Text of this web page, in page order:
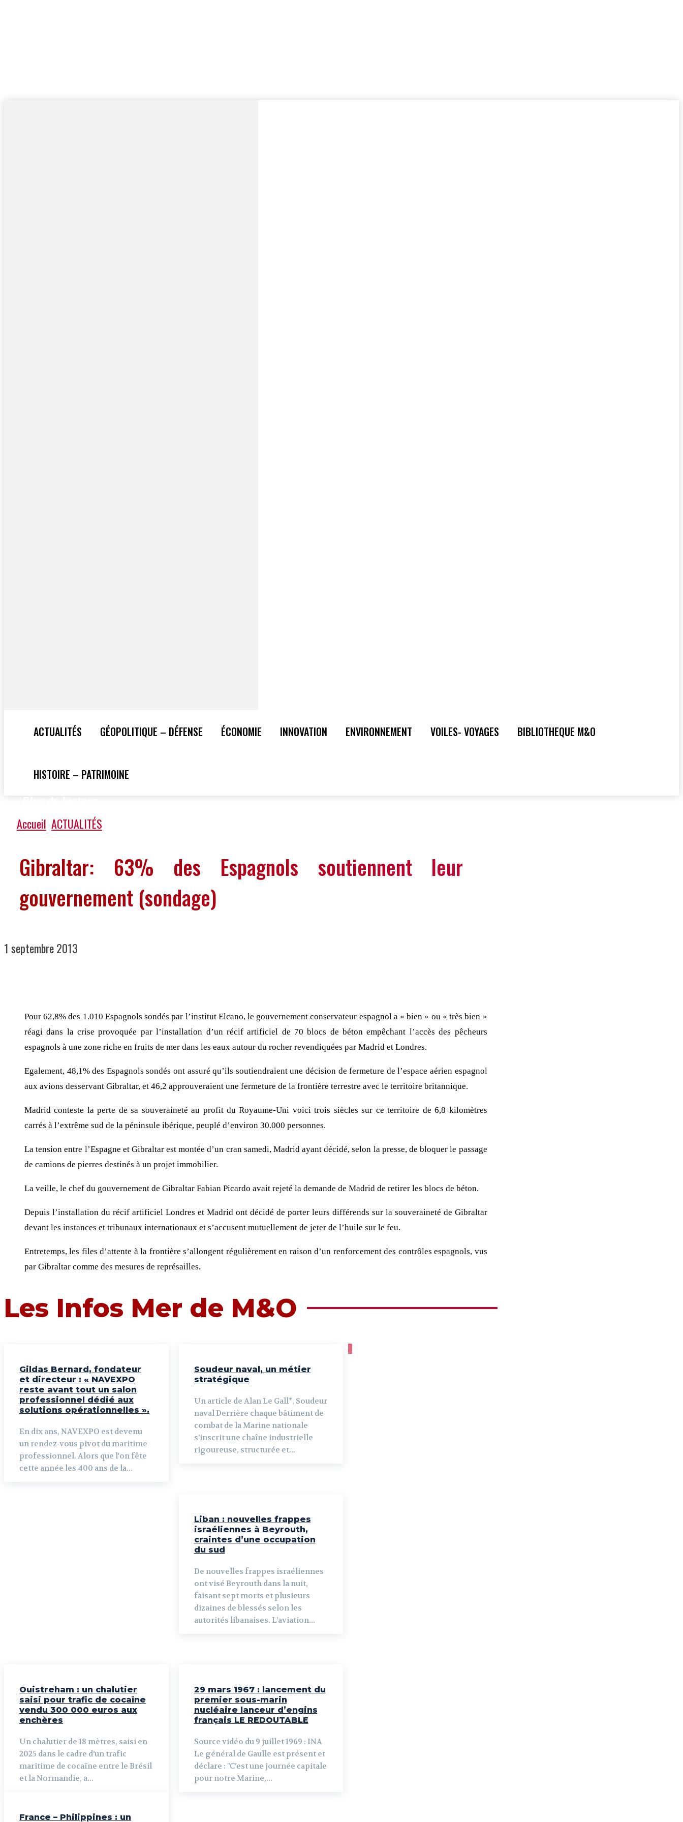
ACTUALITÉS GÉOPOLITIQUE – DÉFENSE ÉCONOMIE INNOVATION ENVIRONNEMENT VOILES- VOYAGES BIBLIOTHEQUE M&O
HISTOIRE – PATRIMOINE
Accueil ACTUALITÉS
Gibraltar: 63% des Espagnols soutiennent leur
gouvernement (sondage)
1 septembre 2013
Pour 62,8% des 1.010 Espagnols sondés par l’institut Elcano, le gouvernement conservateur espagnol a « bien » ou « très bien »
réagi dans la crise provoquée par l’installation d’un récif artificiel de 70 blocs de béton empêchant l’accès des pêcheurs
espagnols à une zone riche en fruits de mer dans les eaux autour du rocher revendiquées par Madrid et Londres.
Egalement, 48,1% des Espagnols sondés ont assuré qu’ils soutiendraient une décision de fermeture de l’espace aérien espagnol
aux avions desservant Gibraltar, et 46,2 approuveraient une fermeture de la frontière terrestre avec le territoire britannique.
Madrid conteste la perte de sa souveraineté au profit du Royaume-Uni voici trois siècles sur ce territoire de 6,8 kilomètres
carrés à l’extrême sud de la péninsule ibérique, peuplé d’environ 30.000 personnes.
La tension entre l’Espagne et Gibraltar est montée d’un cran samedi, Madrid ayant décidé, selon la presse, de bloquer le passage
de camions de pierres destinés à un projet immobilier.
La veille, le chef du gouvernement de Gibraltar Fabian Picardo avait rejeté la demande de Madrid de retirer les blocs de béton.
Depuis l’installation du récif artificiel Londres et Madrid ont décidé de porter leurs différends sur la souveraineté de Gibraltar
devant les instances et tribunaux internationaux et s’accusent mutuellement de jeter de l’huile sur le feu.
Entretemps, les files d’attente à la frontière s’allongent régulièrement en raison d’un renforcement des contrôles espagnols, vus
par Gibraltar comme des mesures de représailles.
Les Infos Mer de M&O
Gildas Bernard, fondateur
et directeur : « NAVEXPO
reste avant tout un salon
professionnel dédié aux
solutions opérationnelles ».
En dix ans, NAVEXPO est devenu
un rendez-vous pivot du maritime
professionnel. Alors que l'on fête
cette année les 400 ans de la...
Soudeur naval, un métier
stratégique
Un article de Alan Le Gall*, Soudeur
naval Derrière chaque bâtiment de
combat de la Marine nationale
s’inscrit une chaîne industrielle
rigoureuse, structurée et...
Liban : nouvelles frappes
israéliennes à Beyrouth,
craintes d’une occupation
du sud
De nouvelles frappes israéliennes
ont visé Beyrouth dans la nuit,
faisant sept morts et plusieurs
dizaines de blessés selon les
autorités libanaises. L’aviation...
Ouistreham : un chalutier
saisi pour trafic de cocaïne
vendu 300 000 euros aux
enchères
Un chalutier de 18 mètres, saisi en
2025 dans le cadre d’un trafic
maritime de cocaïne entre le Brésil
et la Normandie, a...
29 mars 1967 : lancement du
premier sous-marin
nucléaire lanceur d’engins
français LE REDOUTABLE
Source vidéo du 9 juillet 1969 : INA
Le général de Gaulle est présent et
déclare : "C’est une journée capitale
pour notre Marine,...
France – Philippines : un